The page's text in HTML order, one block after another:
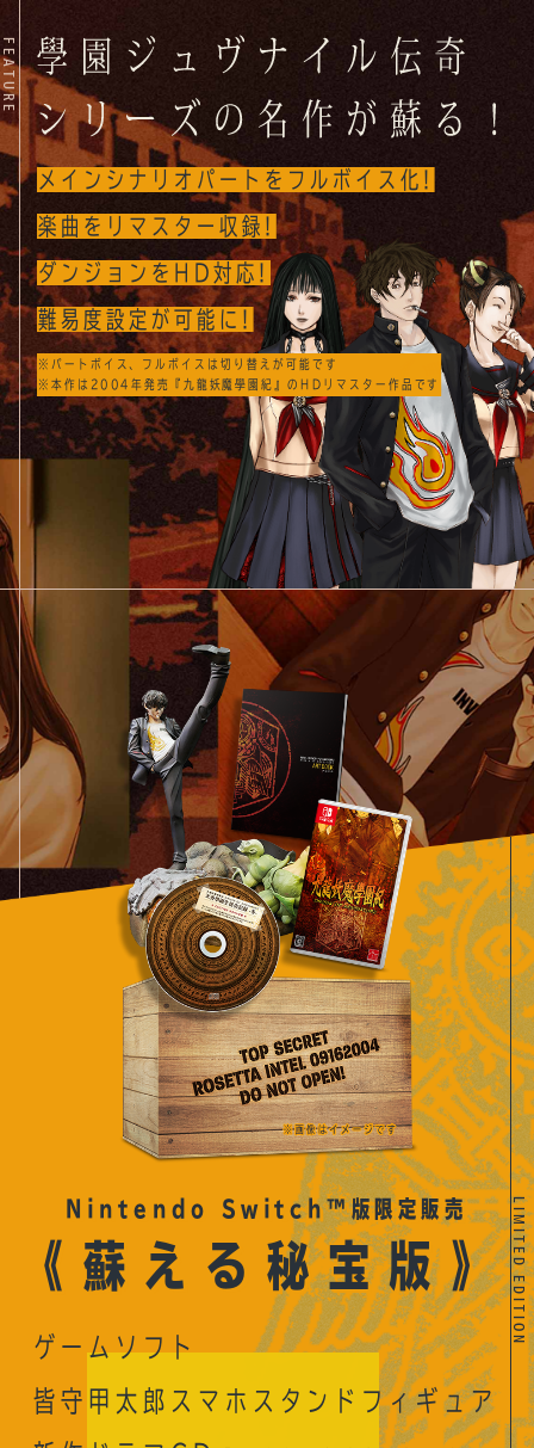
FEATURE
メインシナリオパートをフルボイス化!
楽曲をリマスター収録!
ダンジョンをHD対応!
難易度設定が可能に!
※パートボイス、フルボイスは切り替えが可能です
※本作は2004年発売『九龍妖魔學園紀』のHDリマスター作品です
LIMITED EDITION
Nintendo Switch™版限定販売
《蘇える秘宝版》
ゲームソフト
皆守甲太郎スマホスタンドフィギュア